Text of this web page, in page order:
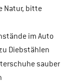
Natur, bitte
im Auto
Diebstählen
sauber